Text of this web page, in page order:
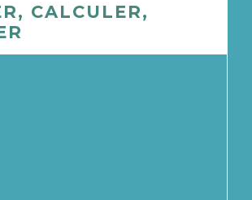
CALCULER,